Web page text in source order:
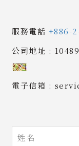
服務電話 +886-
公司地址 :
電子信箱 :